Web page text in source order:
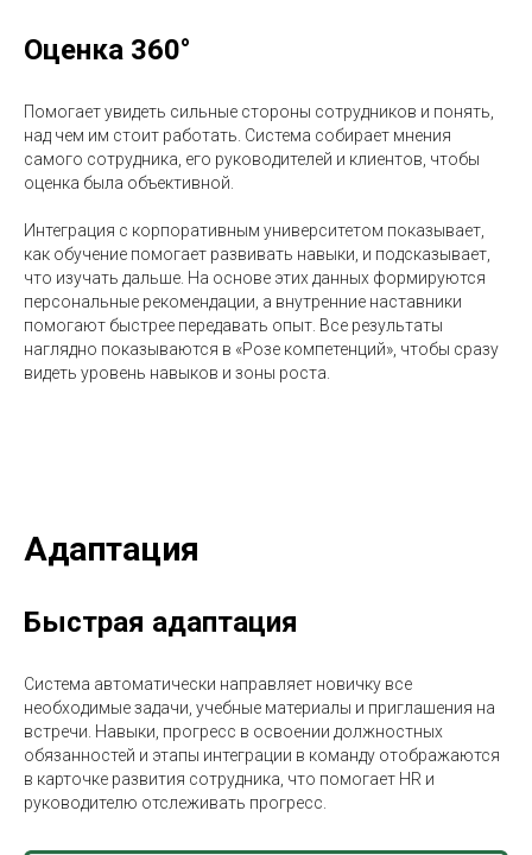
Оценка 360°
Помогает увидеть сильные стороны сотрудников и понять,
над чем им стоит работать. Система собирает мнения
самого сотрудника, его руководителей и клиентов, чтобы
оценка была объективной.
Интеграция с корпоративным университетом показывает,
как обучение помогает развивать навыки, и подсказывает,
что изучать дальше. На основе этих данных формируются
персональные рекомендации, а внутренние наставники
помогают быстрее передавать опыт. Все результаты
наглядно показываются в «Розе компетенций», чтобы сразу
видеть уровень навыков и зоны роста.
Адаптация
Быстрая адаптация
Система автоматически направляет новичку все
необходимые задачи, учебные материалы и приглашения на
встречи. Навыки, прогресс в освоении должностных
обязанностей и этапы интеграции в команду отображаются
в карточке развития сотрудника, что помогает HR и
руководителю отслеживать прогресс.